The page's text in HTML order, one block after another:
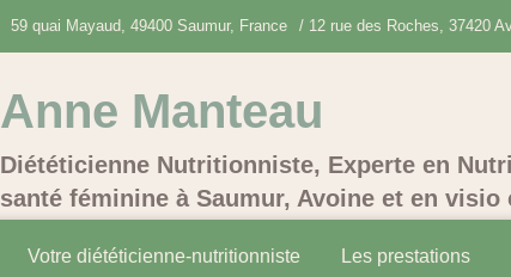
59 quai Mayaud, 49400 Saumur, France / 12 rue des Roches, 37420
Anne Manteau
Diététicienne Nutritionniste, Experte en
santé féminine à Saumur, Avoine et en
Votre diététicienne-nutritionniste Les prestations